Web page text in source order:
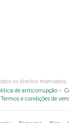
os direitos reservados.
de anticorrupção
Termos e condições de